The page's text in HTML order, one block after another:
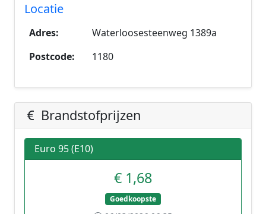
Locatie
Adres:
Waterloosesteenweg 1389a
Postcode:
1180
Brandstofprijzen
Euro 95 (E10)
€ 1,68
Goedkoopste